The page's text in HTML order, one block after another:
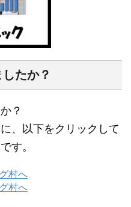
たか？
？
、以下をクリックして
す。